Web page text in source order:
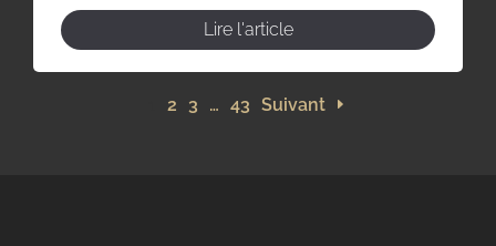
Lire l'article
2 3 … 43 Suivant